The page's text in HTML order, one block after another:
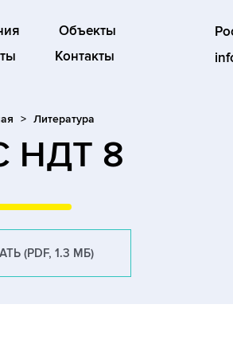
Объекты
Контакты
Литература
НДТ 8
(PDF, 1.3 МБ)